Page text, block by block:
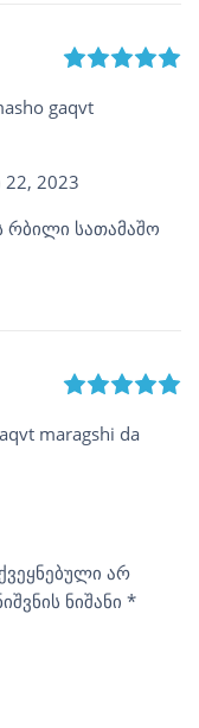
gaqvt
2023
რბილი სათამაშო
maragshi da
არ
ნიშანი *